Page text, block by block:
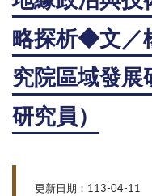
略探析◆文／
究院區域發展
研究員）
更新日期：113-04-11